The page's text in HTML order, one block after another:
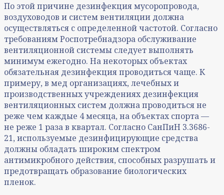
По этой причине дезинфекция мусоропровода,
воздуховодов и систем вентиляции должна
осуществляться с определенной частотой. Согласно
требованиям Роспотребнадзора обслуживание
вентиляционной системы следует выполнять
минимум ежегодно. На некоторых объектах
обязательная дезинфекция проводиться чаще. К
примеру, в мед организациях, лечебных и
производственных учреждениях дезинфекция
вентиляционных систем должна проводиться не
реже чем каждые 4 месяца, на объектах спорта —
не реже 1 раза в квартал. Согласно СанПиН 3.3686-
21, используемые дезинфицирующие средства
должны обладать широким спектром
антимикробного действия, способных разрушать и
предотвращать образование биологических
пленок.